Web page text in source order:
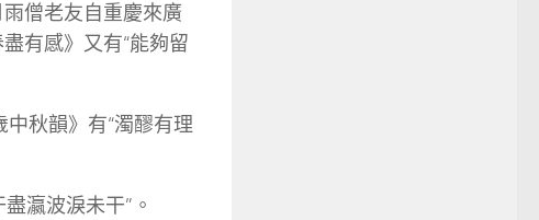
僧老友自重慶來廣
有感》又有“能夠留
秋韻》有“濁醪有理
瀛波淚未干”。